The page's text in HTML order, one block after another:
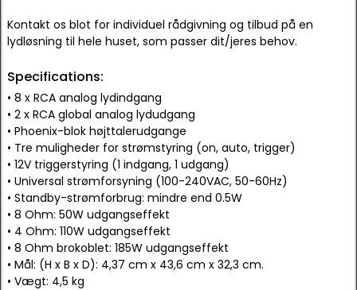
Kontakt os blot for individuel rådgivning og tilbud på en
lydløsning til hele huset, som passer dit/jeres behov.
Specifications:
• 8 x RCA analog lydindgang
• 2 x RCA global analog lydudgang
• Phoenix-blok højttalerudgange
• Tre muligheder for strømstyring (on, auto, trigger)
• 12V triggerstyring (1 indgang, 1 udgang)
• Universal strømforsyning (100-240VAC, 50-60Hz)
• Standby-strømforbrug: mindre end 0.5W
• 8 Ohm: 50W udgangseffekt
• 4 Ohm: 110W udgangseffekt
• 8 Ohm brokoblet: 185W udgangseffekt
• Mål: (H x B x D): 4,37 cm x 43,6 cm x 32,3 cm.
• Vægt: 4,5 kg